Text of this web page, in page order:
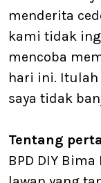
menderita
kami tidak
mencoba
hari ini. Itulah
saya tidak
Tentang
BPD DIY